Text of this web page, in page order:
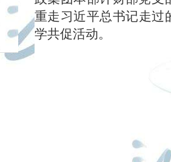
重走习近平总书记走过
学共促活动。